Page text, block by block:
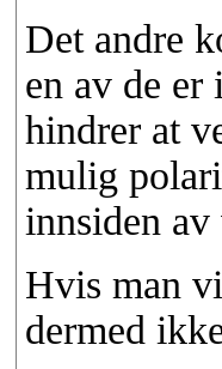
Det andre
en av de
hindrer at
mulig
innsiden av
Hvis man
dermed